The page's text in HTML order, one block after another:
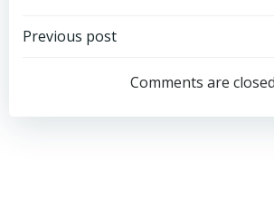
Post
navigation
Previous post
Comments are closed